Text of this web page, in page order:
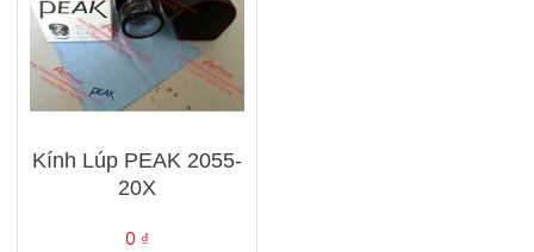
Kính Lúp PEAK 2055-
20X
0 ₫